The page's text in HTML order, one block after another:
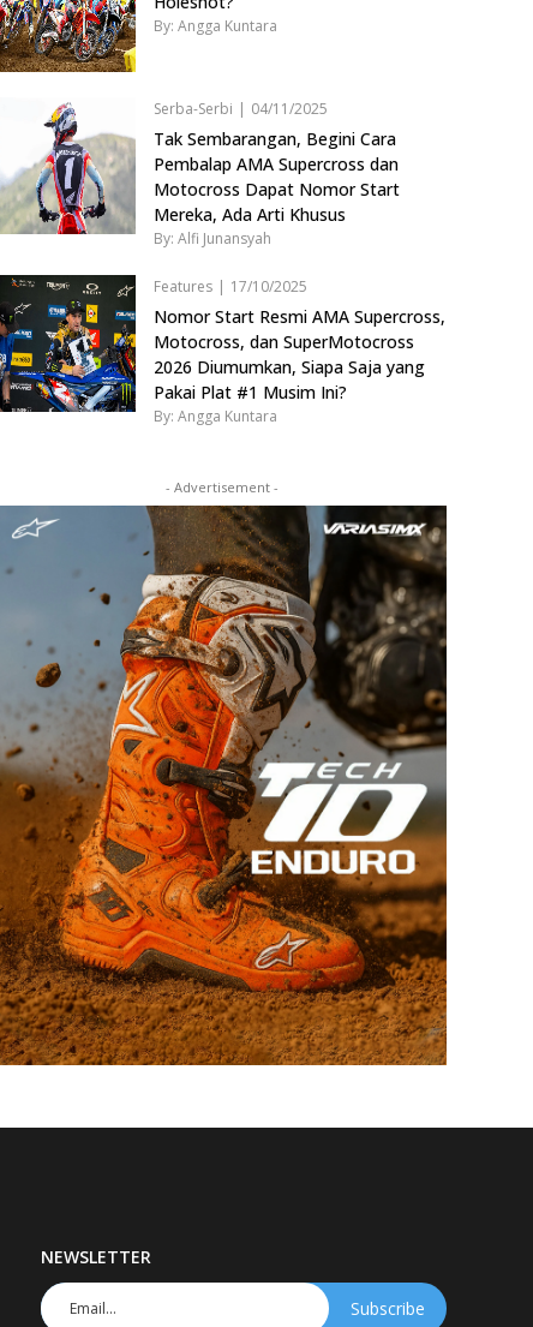
By: Angga Kuntara
Serba-Serbi | 04/11/2025
Tak Sembarangan, Begini Cara
Pembalap AMA Supercross dan
Motocross Dapat Nomor Start
Mereka, Ada Arti Khusus
By: Alfi Junansyah
Features | 17/10/2025
Nomor Start Resmi AMA Supercross,
Motocross, dan SuperMotocross
2026 Diumumkan, Siapa Saja yang
Pakai Plat #1 Musim Ini?
By: Angga Kuntara
- Advertisement -
NEWSLETTER